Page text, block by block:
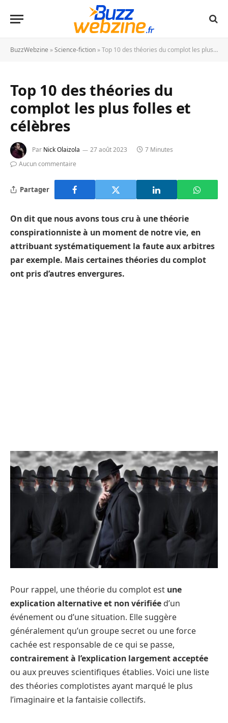
BuzzWebzine »Science-fiction »Top 10 des théories du complot les plus folles et célèbres
Top 10 des théories du
complot les plus folles et
célèbres
Par Nick Olaizola 27 août 2023
7 Minutes
Aucun commentaire
Partager
On dit que nous avons tous cru à une théorie
conspirationniste à un moment de notre vie, en
attribuant systématiquement la faute aux arbitres
par exemple. Mais certaines théories du complot
ont pris d’autres envergures.
Pour rappel, une théorie du complot est une
explication alternative et non vérifiée d’un
événement ou d’une situation. Elle suggère
généralement qu’un groupe secret ou une force
cachée est responsable de ce qui se passe,
contrairement à l’explication largement acceptée
ou aux preuves scientifiques établies. Voici une liste
des théories complotistes ayant marqué le plus
l’imaginaire et la fantaisie collectifs.